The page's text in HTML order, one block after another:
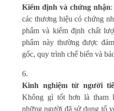
Kiểm định và chứng nhận
các thương hiệu có chứng
phẩm và kiểm định chất
phẩm này thường được
gốc, quy trình chế biến và
Kinh nghiệm từ người
Không gì tốt hơn là tham
những người đã sử dụng tổ